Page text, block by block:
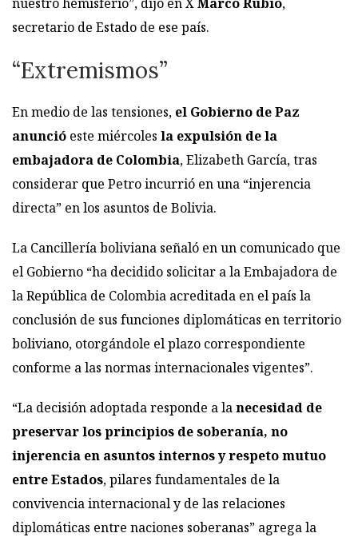
secretario de Estado de ese país.
“Extremismos”
En medio de las tensiones, el Gobierno de Paz
anunció este miércoles la expulsión de la
embajadora de Colombia, Elizabeth García, tras
considerar que Petro incurrió en una “injerencia
directa” en los asuntos de Bolivia.
La Cancillería boliviana señaló en un comunicado que
el Gobierno “ha decidido solicitar a la Embajadora de
la República de Colombia acreditada en el país la
conclusión de sus funciones diplomáticas en territorio
boliviano, otorgándole el plazo correspondiente
conforme a las normas internacionales vigentes”.
“La decisión adoptada responde a lanecesidad de
preservar los principios de soberanía, no
injerencia en asuntos internos y respeto mutuo
entre Estados, pilares fundamentales de la
convivencia internacional y de las relaciones
diplomáticas entre naciones soberanas” agrega la